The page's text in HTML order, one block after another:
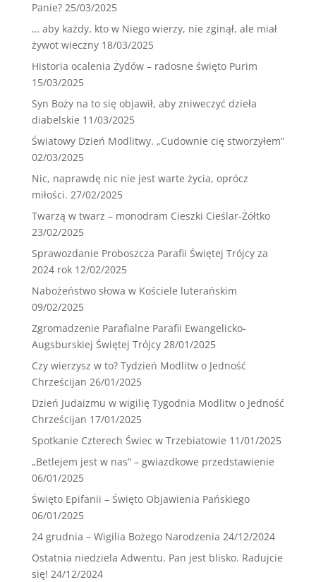
Panie? 25/03/2025
… aby każdy, kto w Niego wierzy, nie zginął, ale miał
żywot wieczny 18/03/2025
Historia ocalenia Żydów – radosne święto Purim
15/03/2025
Syn Boży na to się objawił, aby zniweczyć dzieła
diabelskie 11/03/2025
Światowy Dzień Modlitwy. „Cudownie cię stworzyłem”
02/03/2025
Nic, naprawdę nic nie jest warte życia, oprócz
miłości. 27/02/2025
Twarzą w twarz – monodram Cieszki Cieślar-Żółtko
23/02/2025
Sprawozdanie Proboszcza Parafii Świętej Trójcy za
2024 rok 12/02/2025
Nabożeństwo słowa w Kościele luterańskim
09/02/2025
Zgromadzenie Parafialne Parafii Ewangelicko-
Augsburskiej Świętej Trójcy 28/01/2025
Czy wierzysz w to? Tydzień Modlitw o Jedność
Chrześcijan 26/01/2025
Dzień Judaizmu w wigilię Tygodnia Modlitw o Jedność
Chrześcijan 17/01/2025
Spotkanie Czterech Świec w Trzebiatowie 11/01/2025
„Betlejem jest w nas” – gwiazdkowe przedstawienie
06/01/2025
Święto Epifanii – Święto Objawienia Pańskiego
06/01/2025
24 grudnia – Wigilia Bożego Narodzenia 24/12/2024
Ostatnia niedziela Adwentu. Pan jest blisko. Radujcie
się! 24/12/2024